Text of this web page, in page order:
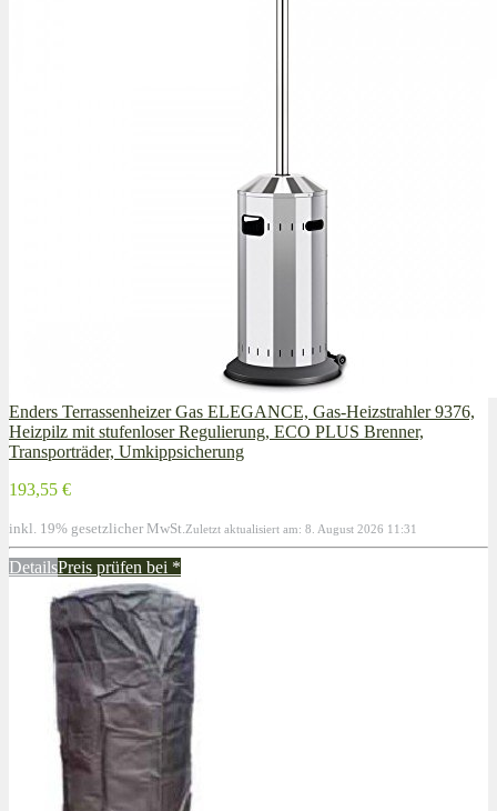
Enders Terrassenheizer Gas ELEGANCE, Gas-Heizstrahler 9376,
Heizpilz mit stufenloser Regulierung, ECO PLUS Brenner,
Transporträder, Umkippsicherung
193,55 €
inkl. 19% gesetzlicher MwSt. Zuletzt aktualisiert am: 8. August 2026 11:31
DetailsPreis prüfen bei *